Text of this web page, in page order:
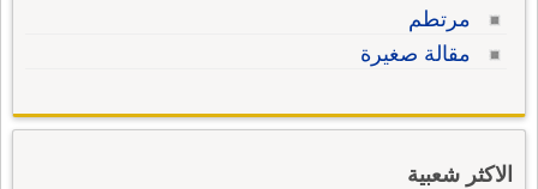
مرتطم
مقالة صغيرة
الاكثر شعبية